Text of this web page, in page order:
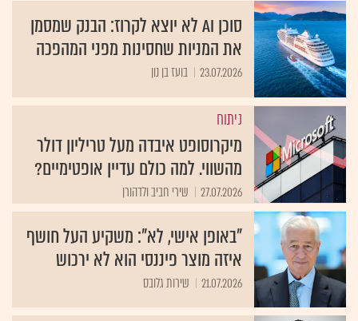
סוכן AI לא יוצא לקרוז: הבנק שמסמן
את המניות שחסינות מפני המהפכה
23.07.2026 בועז בן נון
ניתוח
מיקרוסופט איבדה מעל טריליון דולר
מהשווי. למה כולם עדיין אופטימיים?
27.07.2026 שירי חביב ולדהורן
"באופן אישי, לא": משקיע העל חושף
איזה מוצר פיננסי הוא לא ירכוש
21.07.2026 שירות גלובס